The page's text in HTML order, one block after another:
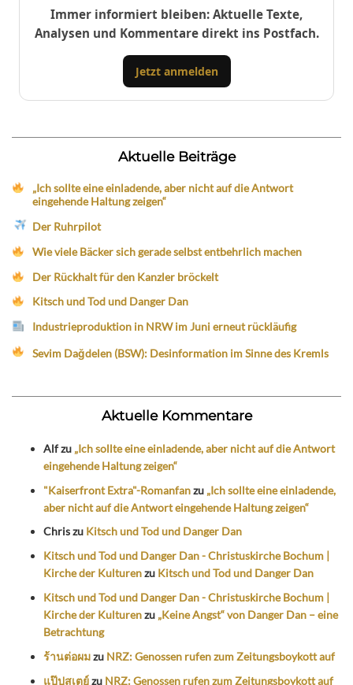
Immer informiert bleiben: Aktuelle Texte,
Analysen und Kommentare direkt ins Postfach.
Jetzt anmelden
Aktuelle Beiträge
„Ich sollte eine einladende, aber nicht auf die Antwort
eingehende Haltung zeigen“
Der Ruhrpilot
Wie viele Bäcker sich gerade selbst entbehrlich machen
Der Rückhalt für den Kanzler bröckelt
Kitsch und Tod und Danger Dan
Industrieproduktion in NRW im Juni erneut rückläufig
Sevim Dağdelen (BSW): Desinformation im Sinne des Kremls
Aktuelle Kommentare
Alfzu „Ich sollte eine einladende, aber nicht auf die Antwort
eingehende Haltung zeigen“
"Kaiserfront Extra"-Romanfanzu „Ich sollte eine einladende,
aber nicht auf die Antwort eingehende Haltung zeigen“
Chriszu Kitsch und Tod und Danger Dan
Kitsch und Tod und Danger Dan - Christuskirche Bochum |
Kirche der Kulturenzu Kitsch und Tod und Danger Dan
Kitsch und Tod und Danger Dan - Christuskirche Bochum |
Kirche der Kulturenzu „Keine Angst“ von Danger Dan – eine
Betrachtung
ร้านต่อผมzu NRZ: Genossen rufen zum Zeitungsboykott auf
แป๊ปสเตย์zu NRZ: Genossen rufen zum Zeitungsboykott auf